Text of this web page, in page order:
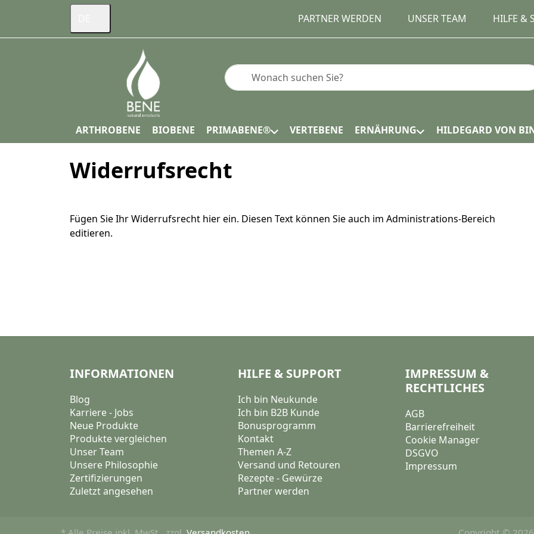
PARTNER WERDEN UNSER TEAM HILFE &
Geben Sie einen Suchbegriff ein. Während Sie tippen,
ARTHROBENE BIOBENE PRIMABENE® VERTEBENE ERNÄHRUNG HILDEGARD VON
Widerrufsrecht
Fügen Sie Ihr Widerrufsrecht hier ein. Diesen Text können Sie auch im Administrations-Bereich
editieren.
INFORMATIONEN
Blog
Karriere - Jobs
Neue Produkte
Produkte vergleichen
Unser Team
Unsere Philosophie
Zertifizierungen
Zuletzt angesehen
HILFE & SUPPORT
Ich bin Neukunde
Ich bin B2B Kunde
Bonusprogramm
Kontakt
Themen A-Z
Versand und Retouren
Rezepte - Gewürze
Partner werden
IMPRESSUM &
RECHTLICHES
AGB
Barrierefreiheit
Cookie Manager
DSGVO
Impressum